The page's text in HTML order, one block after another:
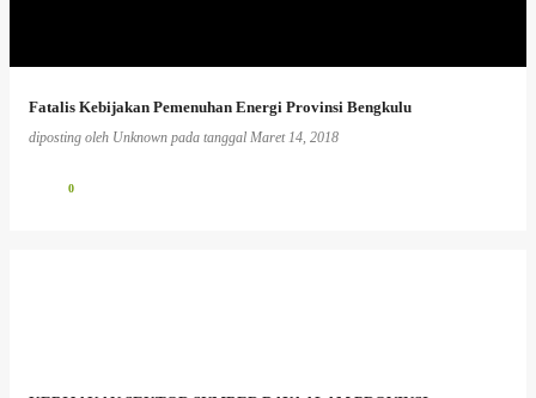
Fatalis Kebijakan Pemenuhan Energi Provinsi Bengkulu
diposting oleh Unknown pada tanggal Maret 14, 2018
0